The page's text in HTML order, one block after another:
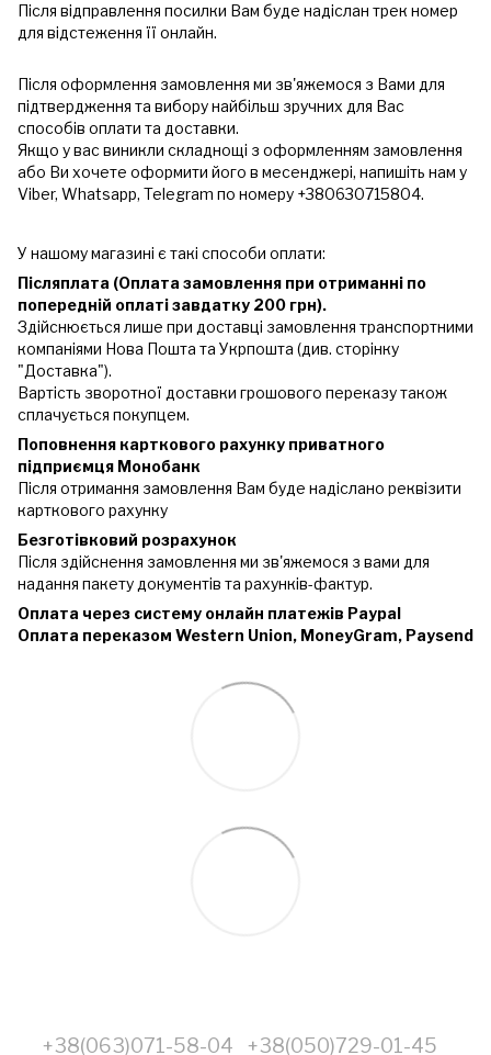
Після відправлення посилки Вам буде надіслан трек номер
для відстеження її онлайн.
Після оформлення замовлення ми зв'яжемося з Вами для
підтвердження та вибору найбільш зручних для Вас
способів оплати та доставки.
Якщо у вас виникли складнощі з оформленням замовлення
або Ви хочете оформити його в месенджері, напишіть нам у
Viber, Whatsapp, Telegram по номеру +380630715804.
У нашому магазині є такі способи оплати:
Післяплата (Оплата замовлення при отриманні по
попередній оплаті завдатку 200 грн).
Здійснюється лише при доставці замовлення транспортними
компаніями Нова Пошта та Укрпошта (див. сторінку
"Доставка").
Вартість зворотної доставки грошового переказу також
сплачується покупцем.
Поповнення карткового рахунку приватного
підприємця Монобанк
Після отримання замовлення Вам буде надіслано реквізити
карткового рахунку
Безготівковий розрахунок
Після здійснення замовлення ми зв'яжемося з вами для
надання пакету документів та рахунків-фактур.
Оплата через систему онлайн платежів Paypal
Оплата переказом Western Union, MoneyGram, Paysend
+38(063)071-58-04 +38(050)729-01-45